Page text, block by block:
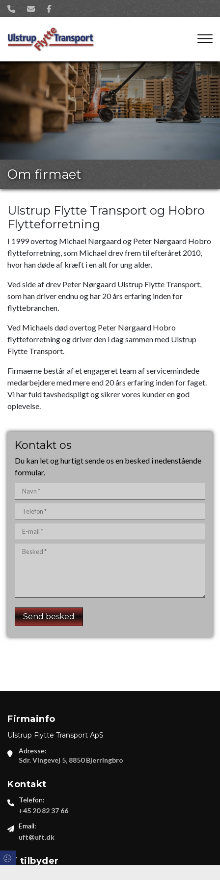
Gå
til
Om firmaet
Ulstrup Flytte Transport og Hobro
Flytteforretning
I 1999 overtog Michael Nørgaard og Peter Nørgaard Hobro
flytteforretning, som Michael drev frem til efteråret 2010,
hvor han døde af kræft i en alt for ung alder.
Ved side af drev Peter Nørgaard Ulstrup Flytte Transport,
som han driver endnu og har 20 års erfaring inden for
flyttebranchen.
Ved Michaels død overtog Peter Nørgaard Hobro
flytteforretning og driver den i dag sammen med Ulstrup
Flytte Transport.
Firmaerne består af et engageret team af servicemindede
medarbejdere med mere end 20 års erfaring inden for faget.
Vi har fuld tavshedspligt og sikrer vores kunder en god
oplevelse.
Kontakt os
Du kan let og hurtigt sende os en besked i nedenstående
formular.
Firmainfo
Ulstrup Flytte Transport ApS
Adresse:
Sdr. Vingevej 5, 8850 Bjerringbro
Kontakt
Telefon:
+45 20 82 37 66
Email:
uft@uft.dk
Vi tilbyder